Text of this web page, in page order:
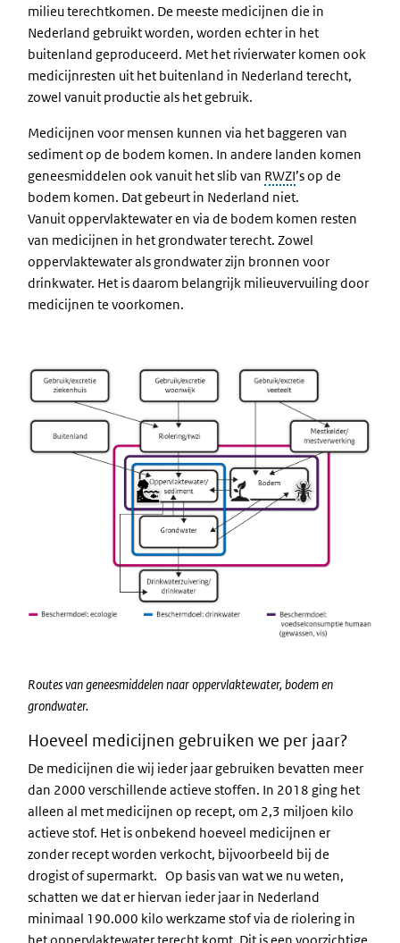
milieu terechtkomen. De meeste medicijnen die in
Nederland gebruikt worden, worden echter in het
buitenland geproduceerd. Met het rivierwater komen ook
medicijnresten uit het buitenland in Nederland terecht,
zowel vanuit productie als het gebruik.
Medicijnen voor mensen kunnen via het baggeren van
sediment op de bodem komen. In andere landen komen
geneesmiddelen ook vanuit het slib van RWZI’s op de
bodem komen. Dat gebeurt in Nederland niet.
Vanuit oppervlaktewater en via de bodem komen resten
van medicijnen in het grondwater terecht. Zowel
oppervlaktewater als grondwater zijn bronnen voor
drinkwater. Het is daarom belangrijk milieuvervuiling door
medicijnen te voorkomen.
Routes van geneesmiddelen naar oppervlaktewater, bodem en
grondwater.
Hoeveel medicijnen gebruiken we per jaar?
De medicijnen die wij ieder jaar gebruiken bevatten meer
dan 2000 verschillende actieve stoffen. In 2018 ging het
alleen al met medicijnen op recept, om 2,3 miljoen kilo
actieve stof. Het is onbekend hoeveel medicijnen er
zonder recept worden verkocht, bijvoorbeeld bij de
drogist of supermarkt. Op basis van wat we nu weten,
schatten we dat er hiervan ieder jaar in Nederland
minimaal 190.000 kilo werkzame stof via de riolering in
het oppervlaktewater terecht komt. Dit is een voorzichtige